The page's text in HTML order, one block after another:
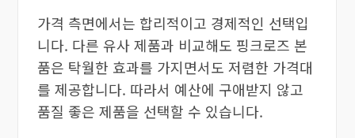
가격 측면에서는 합리적이고 경제적인 선택입
니다. 다른 유사 제품과 비교해도 핑크로즈 본
품은 탁월한 효과를 가지면서도 저렴한 가격대
를 제공합니다. 따라서 예산에 구애받지 않고
품질 좋은 제품을 선택할 수 있습니다.